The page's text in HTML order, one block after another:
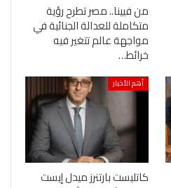
من فيينا.. مصر تطرح رؤية
متكاملة للعدالة الجنائية في
مواجهة عالم تتغير فيه
خرائط…
أهم الأخبار
كاتليست بارتنرز ميدل إيست